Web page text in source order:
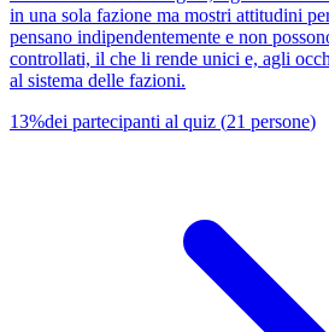
in una sola fazione ma mostri attitudini
pensano indipendentemente e non
controllati, il che li rende unici e, agli
al sistema delle fazioni.
13%dei partecipanti al quiz (21 persone)